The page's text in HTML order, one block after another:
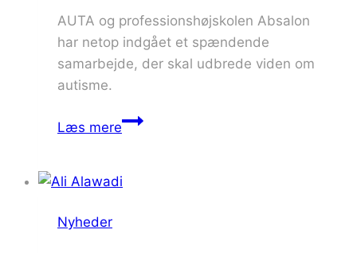
AUTA og professionshøjskolen Absalon
har netop indgået et spændende
samarbejde, der skal udbrede viden om
autisme.
Læs mereAUTA
indgår
Nyheder